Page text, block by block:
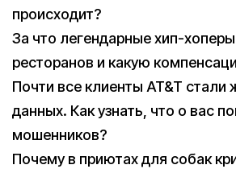
происходит?
За что легендарные хип-хоперы
ресторанов и какую
Почти все клиенты AT&T стали
данных. Как узнать, что о вас
мошенников?
Почему в приютах для собак